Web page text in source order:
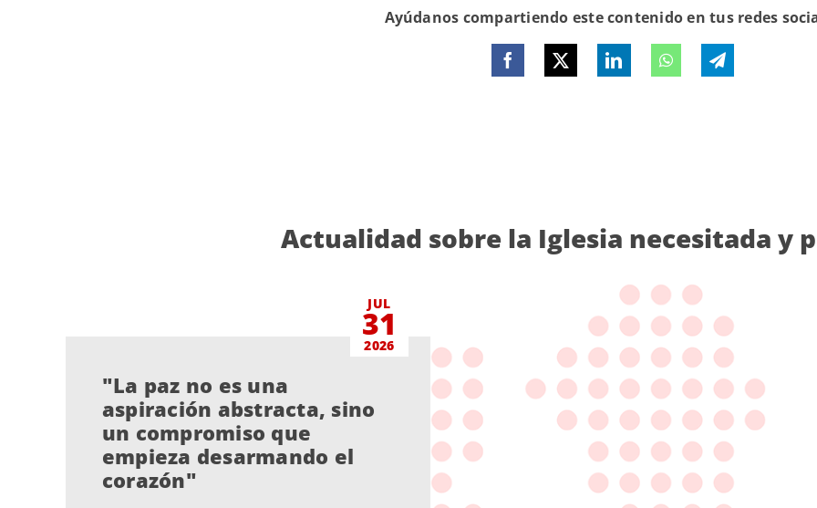
Ayúdanos compartiendo este contenido en tus redes
Actualidad sobre la Iglesia necesitada y
JUL
31
2026
"La paz no es una
aspiración abstracta, sino
un compromiso que
empieza desarmando el
corazón"